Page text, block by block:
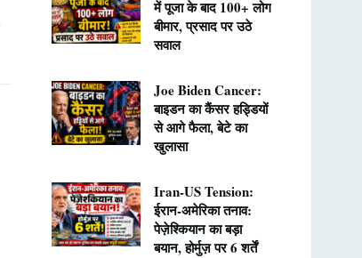
में पूजा के बाद 100+ लोग
बीमार, प्रसाद पर उठे
सवाल
Joe Biden Cancer:
बाइडन का कैंसर हड्डियों
से आगे फैला, बेटे का
खुलासा
Iran-US Tension:
ईरान-अमेरिका तनाव:
पेज़ेश्कियान का बड़ा
बयान, होर्मुज़ पर 6 शर्तें